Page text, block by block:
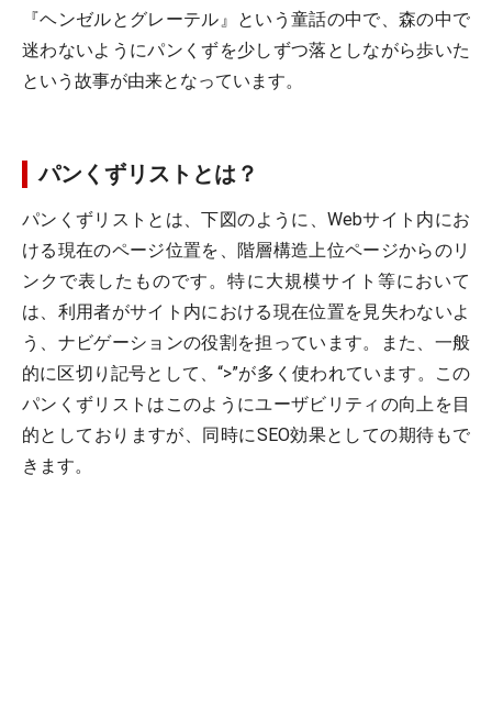
『ヘンゼルとグレーテル』という童話の中で、森の中で
迷わないようにパンくずを少しずつ落としながら歩いた
という故事が由来となっています。
パンくずリストとは？
パンくずリストとは、下図のように、Webサイト内にお
ける現在のページ位置を、階層構造上位ページからのリ
ンクで表したものです。特に大規模サイト等において
は、利用者がサイト内における現在位置を見失わないよ
う、ナビゲーションの役割を担っています。また、一般
的に区切り記号として、“>”が多く使われています。この
パンくずリストはこのようにユーザビリティの向上を目
的としておりますが、同時にSEO効果としての期待もで
きます。